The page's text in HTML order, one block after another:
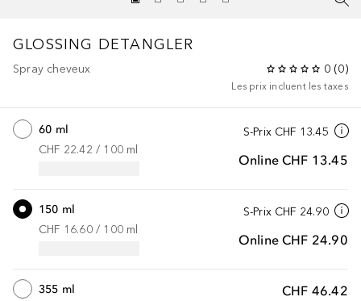
GLOSSING DETANGLER
Spray cheveux 0 (0)
Les prix incluent les taxes
S-Prix CHF 13.45
Online CHF 13.45
60 ml
CHF 22.42 / 100 ml
S-Prix CHF 24.90
Online CHF 24.90
150 ml
CHF 16.60 / 100 ml
CHF 46.42
355 ml